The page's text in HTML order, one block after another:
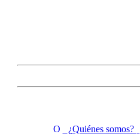
¿Quiénes somos?